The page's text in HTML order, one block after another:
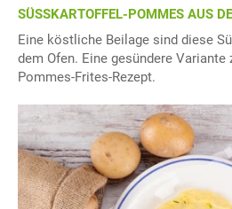
SÜSSKARTOFFEL-POMMES AUS
Eine köstliche Beilage sind diese
dem Ofen. Eine gesündere
Pommes-Frites-Rezept.